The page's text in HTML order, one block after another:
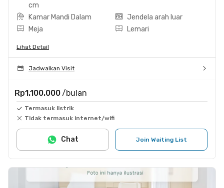
cm
Kamar Mandi Dalam
Jendela arah luar
Meja
Lemari
Lihat Detail
Jadwalkan Visit
Rp1.100.000 /bulan
Termasuk listrik
Tidak termasuk internet/wifi
Join Waiting List
Chat